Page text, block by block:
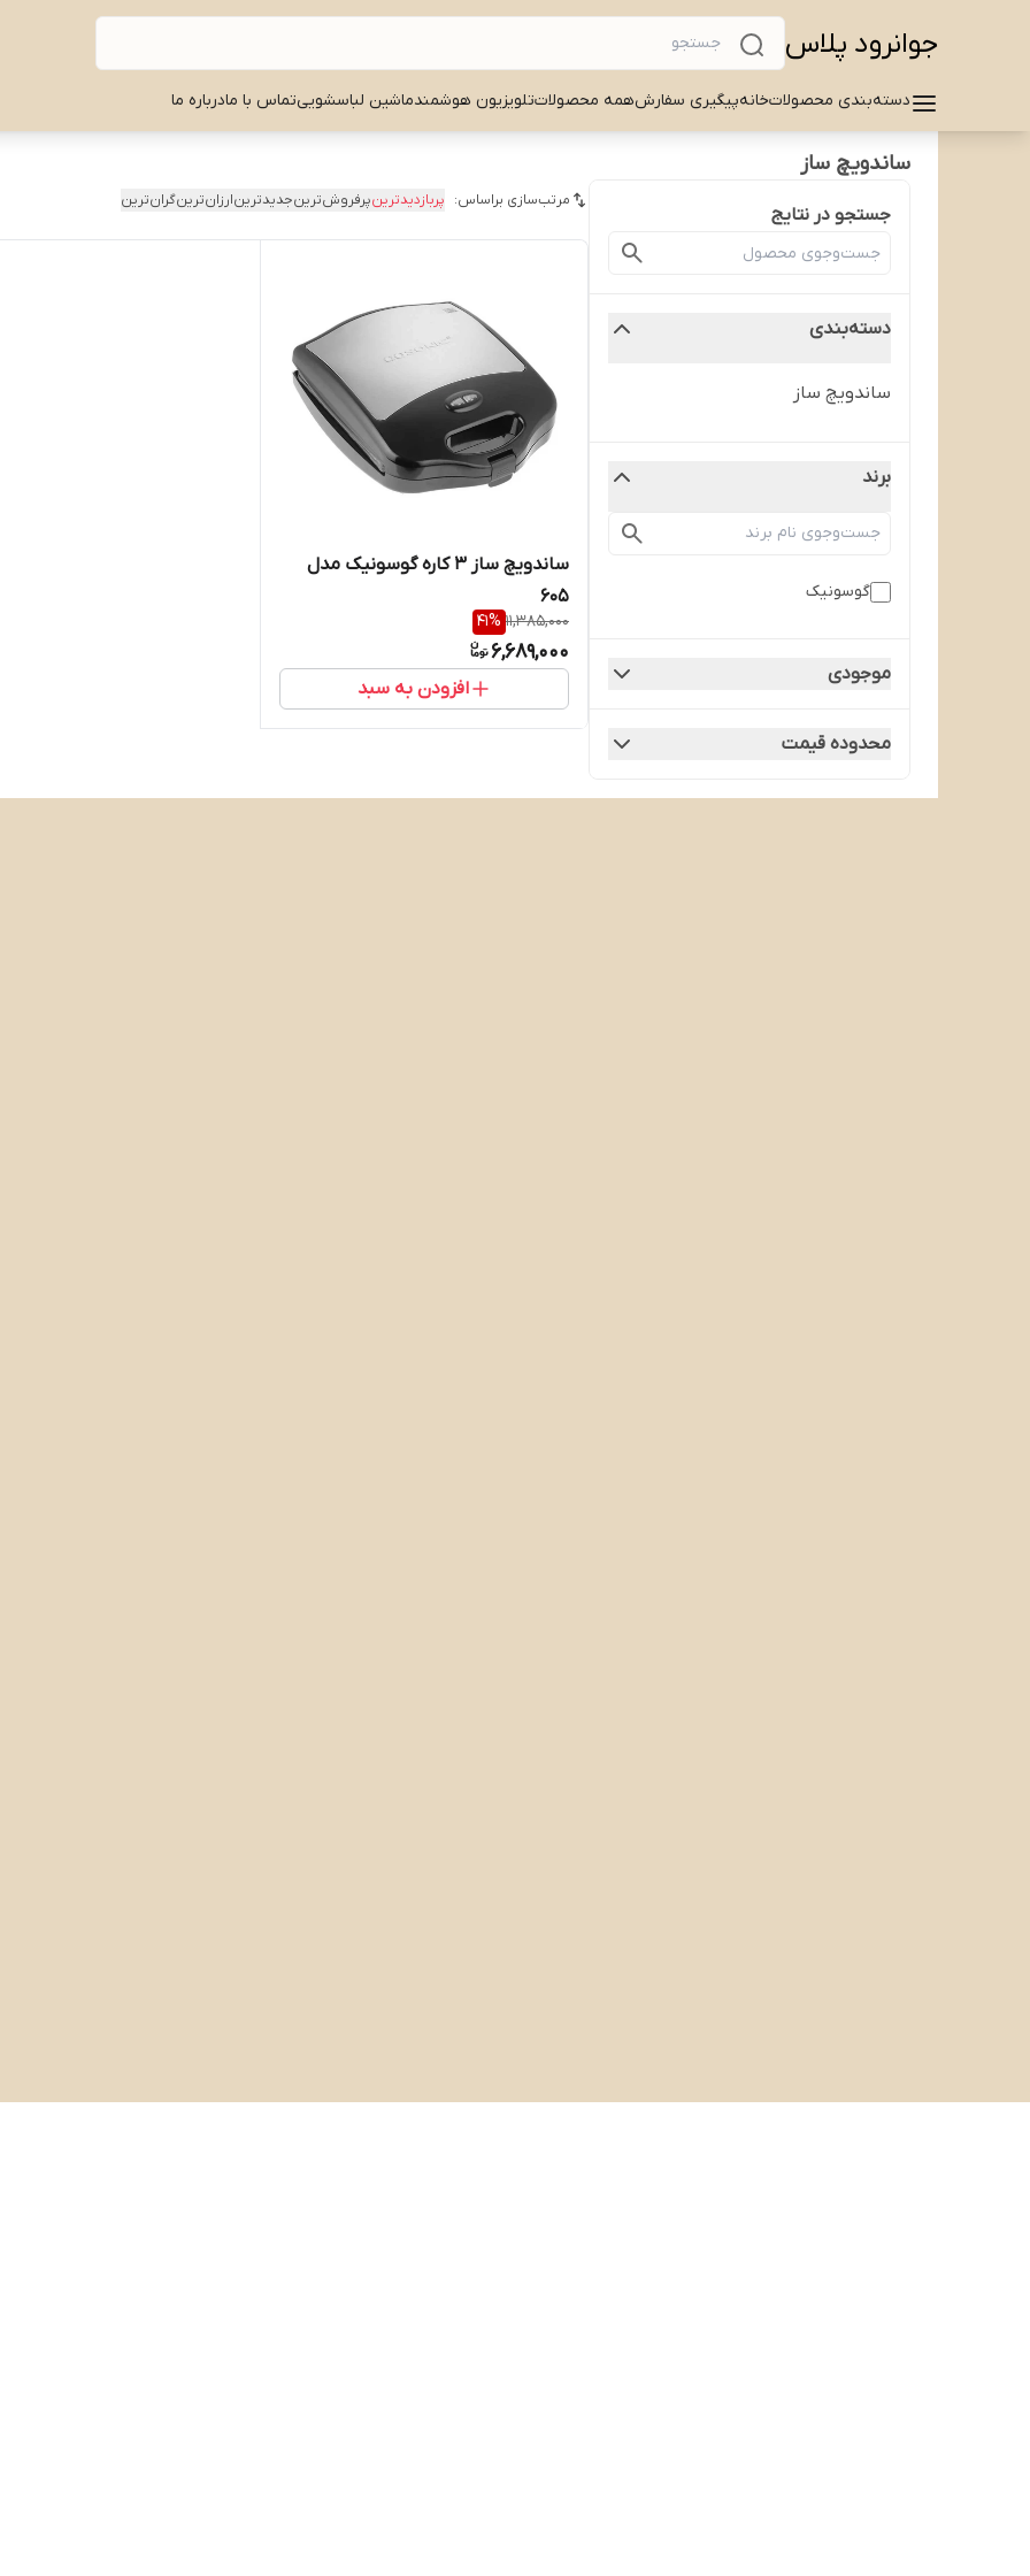
جوانرود پلاس
دسته‌بندی محصولاتخانهپیگیری سفارشهمه محصولاتتلویزیون هوشمندماشین لباسشوییتماس با مادرباره ما
ساندویچ ساز
جستجو در نتایج
دسته‌بندی
ساندویچ ساز
برند
گوسونیک
موجودی
محدوده قیمت
مرتب‌سازی براساس: پربازدیدترینپرفروش‌ترینجدیدترینارزان‌ترینگران‌ترین
ساندویچ ساز ۳ کاره گوسونیک مدل
605
11,385,000
41%
6,689,000
افزودن به سبد